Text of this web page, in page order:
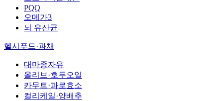
PQQ
오메가3
뇌 유산균
헬시푸드·과채
대마종자유
올리브·호두오일
카무트·파로효소
컬리케일·양배추